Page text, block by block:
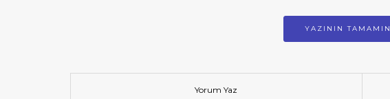
YAZININ
Yorum Yaz